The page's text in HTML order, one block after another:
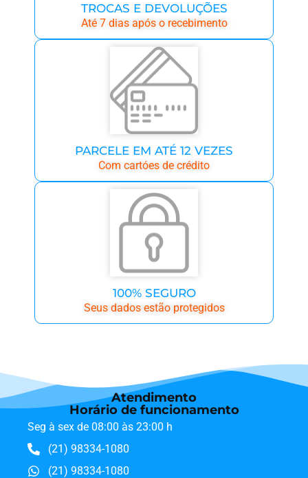
TROCAS E DEVOLUÇÕES
Até 7 dias após o recebimento
PARCELE EM ATÉ 12 VEZES
Com cartóes de crédito
100% SEGURO
Seus dados estão protegidos
Atendimento
Horário de funcionamento
Seg à sex de 08:00 às 23:00 h
(21) 98334-1080
(21) 98334-1080